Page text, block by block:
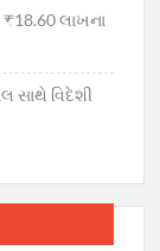
લાખના
સાથે વિદેશી